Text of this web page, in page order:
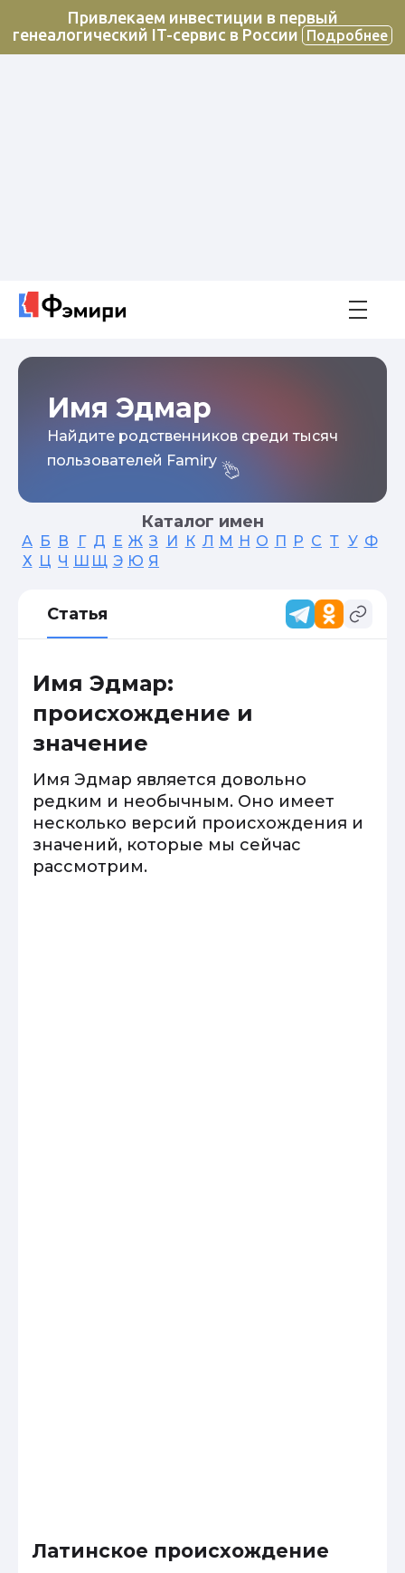
Привлекаем инвестиции в первый
генеалогический IT-сервис в России
Подробнее
Имя Эдмар
Найдите родственников среди тысяч
пользователей Famiry
Каталог имен
А Б В Г Д Е Ж З И К Л М Н О П Р С Т У Ф
Х Ц Ч Ш Щ Э Ю Я
Статья
Имя Эдмар:
происхождение и
значение
Имя Эдмар является довольно
редким и необычным. Оно имеет
несколько версий происхождения и
значений, которые мы сейчас
рассмотрим.
Латинское происхождение